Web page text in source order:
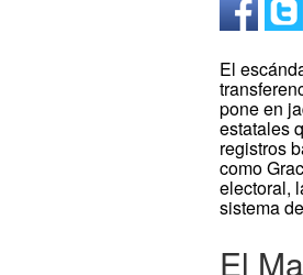
El
pone en
estatales
registros
como
electoral,
sistema
El